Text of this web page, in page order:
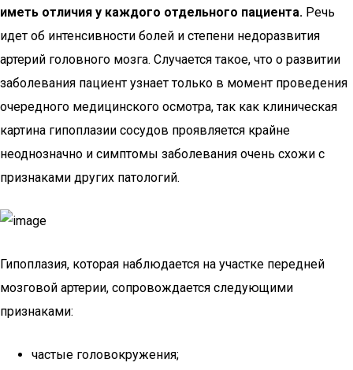
иметь отличия у каждого отдельного пациента. Речь
идет об интенсивности болей и степени недоразвития
артерий головного мозга. Случается такое, что о развитии
заболевания пациент узнает только в момент проведения
очередного медицинского осмотра, так как клиническая
картина гипоплазии сосудов проявляется крайне
неоднозначно и симптомы заболевания очень схожи с
признаками других патологий.
Гипоплазия, которая наблюдается на участке передней
мозговой артерии, сопровождается следующими
признаками:
частые головокружения;